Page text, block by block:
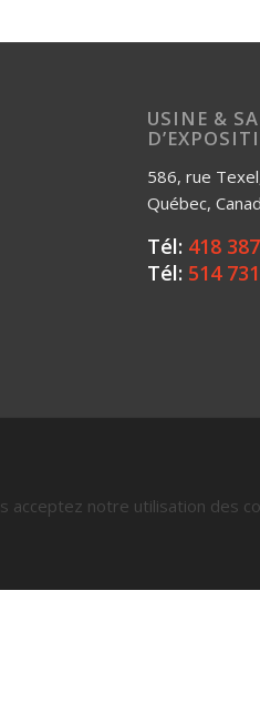
USINE &
586, rue
Québec,
Tél: 418
Tél: 514
acceptez notre utilisation des